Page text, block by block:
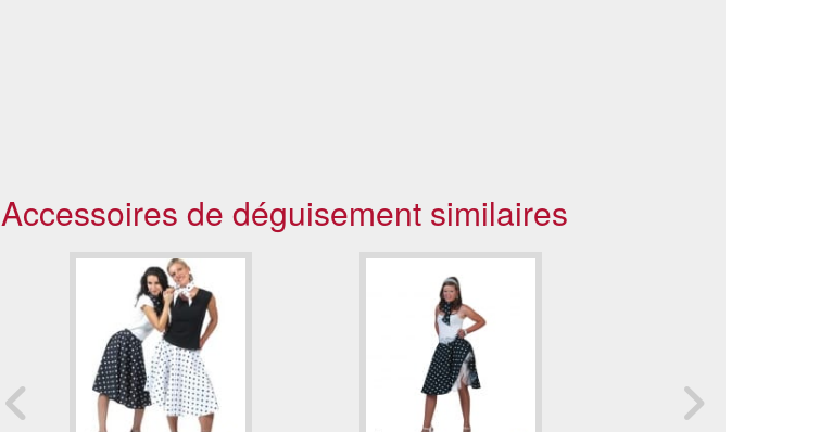
Accessoires de déguisement similaires